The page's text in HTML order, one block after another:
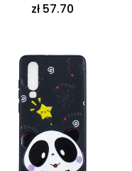
zł 57.70